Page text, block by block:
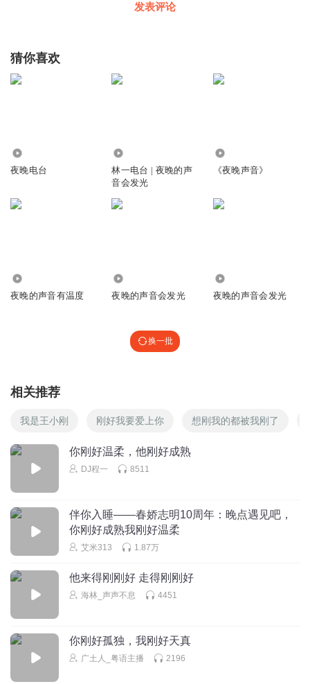
发表评论
猜你喜欢
夜晚电台
林一电台 | 夜晚的声
音会发光
《夜晚声音》
夜晚的声音有温度 夜晚的声音会发光 夜晚的声音会发光
换一批
相关推荐
我是王小刚 刚好我要爱上你 想刚我的都被我刚了
你刚好温柔，他刚好成熟
DJ程一 8511
伴你入睡——春娇志明10周年：晚点遇见吧，
你刚好成熟我刚好温柔
艾米313 1.87万
他来得刚刚好 走得刚刚好
海林_声声不息 4451
你刚好孤独，我刚好天真
广土人_粤语主播 2196